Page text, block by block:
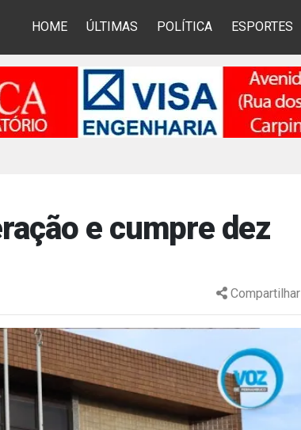
HOME ÚLTIMAS POLÍTICA ESPORTES
e cumpre dez
Compartilhar